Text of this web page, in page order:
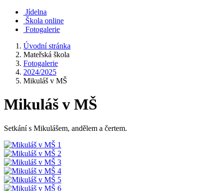
Jídelna
Škola online
Fotogalerie
Úvodní stránka
Mateřská škola
Fotogalerie
2024/2025
Mikuláš v MŠ
Mikuláš v MŠ
Setkání s Mikulášem, andělem a čertem.